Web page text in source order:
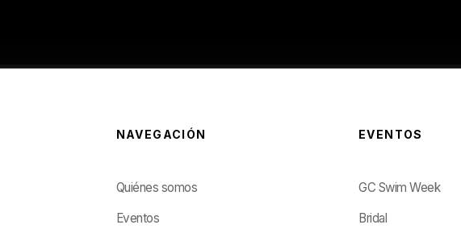
NAVEGACIÓN
Quiénes somos
Eventos
EVENTOS
GC Swim Week
Bridal